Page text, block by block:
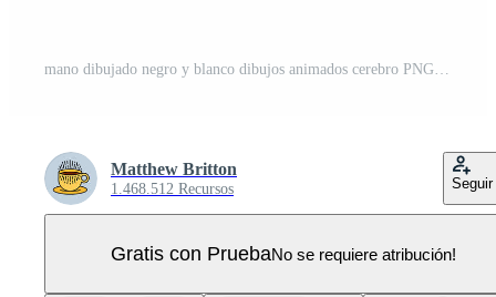
mano dibujado negro y blanco dibujos animados cerebro PNG Pro
Matthew Britton
1.468.512 Recursos Seguir
Gratis con PruebaNo se requiere atribución!